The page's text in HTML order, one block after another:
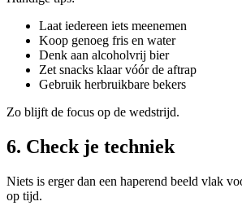
Laat iedereen iets meenemen
Koop genoeg fris en water
Denk aan alcoholvrij bier
Zet snacks klaar vóór de aftrap
Gebruik herbruikbare bekers
Zo blijft de focus op de wedstrijd.
6. Check je techniek
Niets is erger dan een haperend beeld vlak
op tijd.